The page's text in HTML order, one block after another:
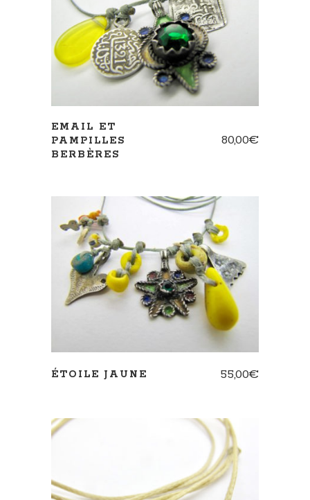
AJOUTER AU PANIER
EMAIL ET
PAMPILLES
BERBÈRES
80,00€
AJOUTER AU PANIER
ÉTOILE JAUNE 55,00€